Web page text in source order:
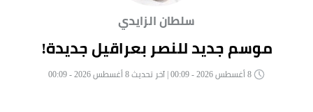
سلطان الزايدي
موسم جديد للنصر بعراقيل جديدة!